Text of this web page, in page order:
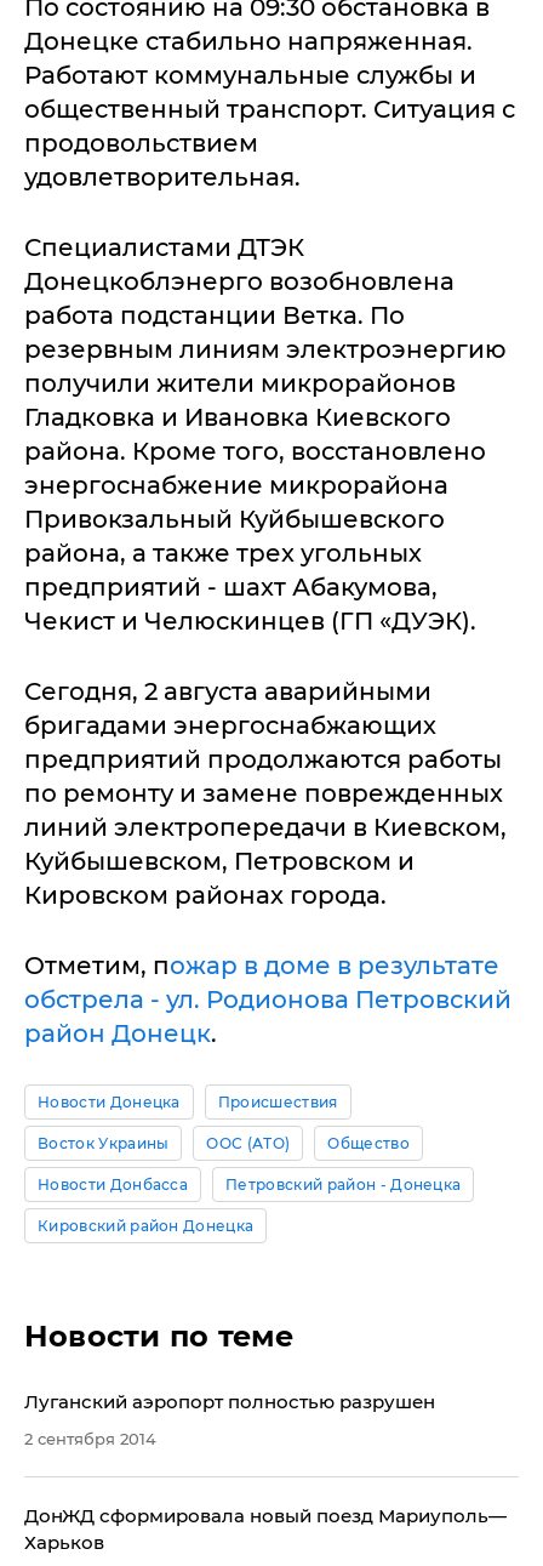
По состоянию на 09:30 обстановка в
Донецке стабильно напряженная.
Работают коммунальные службы и
общественный транспорт. Ситуация с
продовольствием
удовлетворительная.
Специалистами ДТЭК
Донецкоблэнерго возобновлена
работа подстанции Ветка. По
резервным линиям электроэнергию
получили жители микрорайонов
Гладковка и Ивановка Киевского
района. Кроме того, восстановлено
энергоснабжение микрорайона
Привокзальный Куйбышевского
района, а также трех угольных
предприятий - шахт Абакумова,
Чекист и Челюскинцев (ГП «ДУЭК).
Сегодня, 2 августа аварийными
бригадами энергоснабжающих
предприятий продолжаются работы
по ремонту и замене поврежденных
линий электропередачи в Киевском,
Куйбышевском, Петровском и
Кировском районах города.
Отметим, пожар в доме в результате
обстрела - ул. Родионова Петровский
район Донецк.
Новости Донецка Происшествия
Восток Украины ООС (АТО) Общество
Новости Донбасса Петровский район - Донецка
Кировский район Донецка
Новости по теме
​Луганский аэропорт полностью разрушен
2 сентября 2014
​ДонЖД сформировала новый поезд Мариуполь—
Харьков